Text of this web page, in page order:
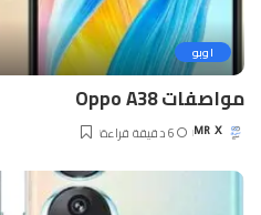
اوبو
مواصفات Oppo A38
Posted
MR X 6 دقيقة قراءة